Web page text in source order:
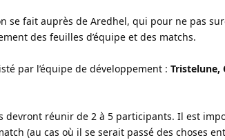
se fait auprès de Aredhel, qui pour ne pas
des feuilles d’équipe et des matchs.
par l’équipe de développement : Tristelune,
devront réunir de 2 à 5 participants. Il est
(au cas où il se serait passé des choses